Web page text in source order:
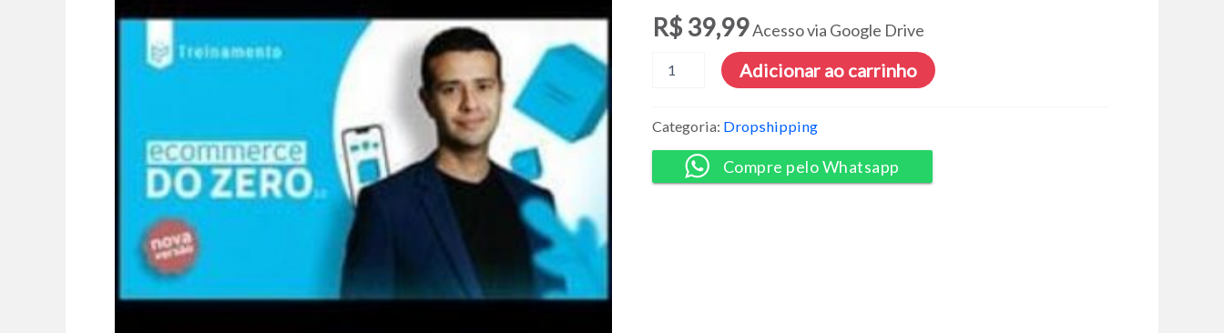
R$39,99Acesso via Google Drive
-
Bruno
Oliveira
quantidade
Adicionar ao carrinho
Categoria: Dropshipping
Compre pelo Whatsapp